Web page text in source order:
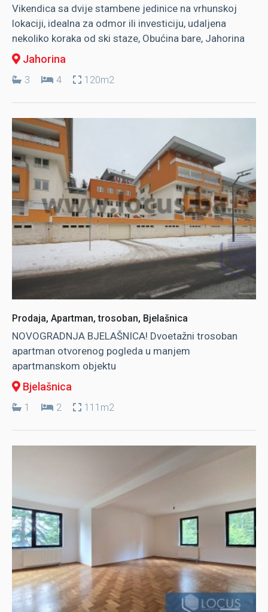
Vikendica sa dvije stambene jedinice na vrhunskoj
lokaciji, idealna za odmor ili investiciju, udaljena
nekoliko koraka od ski staze, Obućina bare, Jahorina
Jahorina
3 4 120m2
Prodaja, Apartman, trosoban, Bjelašnica
NOVOGRADNJA BJELAŠNICA! Dvoetažni trosoban
apartman otvorenog pogleda u manjem
apartmanskom objektu
Bjelašnica
1 2 111m2